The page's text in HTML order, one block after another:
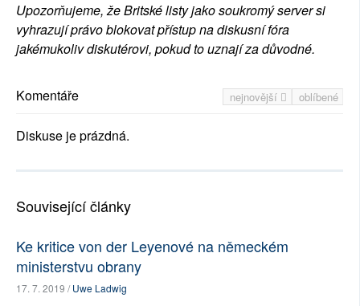
Upozorňujeme, že Britské listy jako soukromý server si
vyhrazují právo blokovat přístup na diskusní fóra
jakémukoliv diskutérovi, pokud to uznají za důvodné.
nejnovější oblíbené
Komentáře
Diskuse je prázdná.
Související články
Ke kritice von der Leyenové na německém
ministerstvu obrany
17. 7. 2019 /Uwe Ladwig